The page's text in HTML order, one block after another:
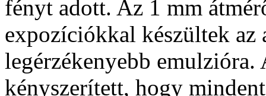
fényt adott. Az 1 mm
expozíciókkal készültek az
legérzékenyebb emulzióra.
kényszerített, hogy